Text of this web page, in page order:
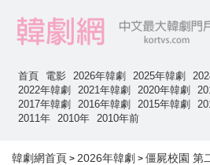
首頁 電影 2026年韓劇 2025年韓劇
2022年韓劇
2021年韓劇 2020年韓劇
2017年韓劇
2016年韓劇 2015年韓劇
2011年
2010年 2010年前
韓劇網首頁 > 2026年韓劇 > 僵屍校園 第